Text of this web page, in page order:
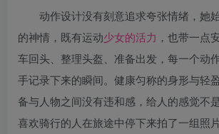
动作设计没有刻意追求夸张情绪，她
的神情，既有运动少女的活力 ，也带一点
车回头、整理头盔、准备出发，每一个动
手记录下来的瞬间。健康匀称的身形与轻
备与人物之间没有违和感，给人的感觉不
喜欢骑行的人在旅途中停下来拍了一组照